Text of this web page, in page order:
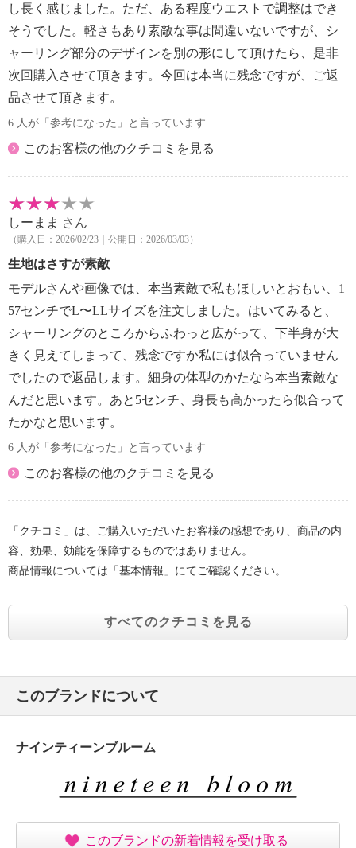
し長く感じました。ただ、ある程度ウエストで調整はでき
そうでした。軽さもあり素敵な事は間違いないですが、シ
ャーリング部分のデザインを別の形にして頂けたら、是非
次回購入させて頂きます。今回は本当に残念ですが、ご返
品させて頂きます。
6 人が「参考になった」と言っています
このお客様の他のクチコミを見る
しーまま さん
（購入日：2026/02/23｜公開日：2026/03/03）
生地はさすが素敵
モデルさんや画像では、本当素敵で私もほしいとおもい、1
57センチでL〜LLサイズを注文しました。はいてみると、
シャーリングのところからふわっと広がって、下半身が大
きく見えてしまって、残念ですか私には似合っていません
でしたので返品します。細身の体型のかたなら本当素敵な
んだと思います。あと5センチ、身長も高かったら似合って
たかなと思います。
6 人が「参考になった」と言っています
このお客様の他のクチコミを見る
「クチコミ」は、ご購入いただいたお客様の感想であり、商品の内
容、効果、効能を保障するものではありません。
商品情報については「基本情報」にてご確認ください。
すべてのクチコミを見る
このブランドについて
ナインティーンブルーム
このブランドの新着情報を受け取る